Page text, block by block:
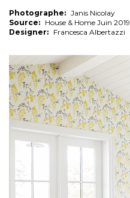
Photographe: Janis Nicolay
Source: House & Home Juin 2019
Designer: Francesca Albertazzi